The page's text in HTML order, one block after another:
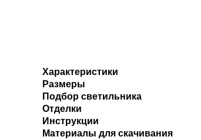
Характеристики
Размеры
Подбор светильника
Отделки
Инструкции
Материалы для скачивания